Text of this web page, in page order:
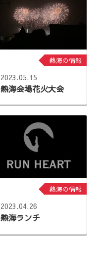
熱海の情報
2023.05.15
熱海会場花火大会
熱海の情報
2023.04.26
熱海ランチ